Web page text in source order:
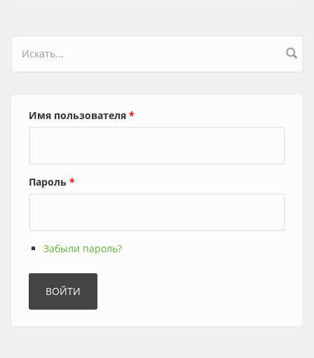
Форма поиска
Имя пользователя *
Пароль *
Забыли пароль?